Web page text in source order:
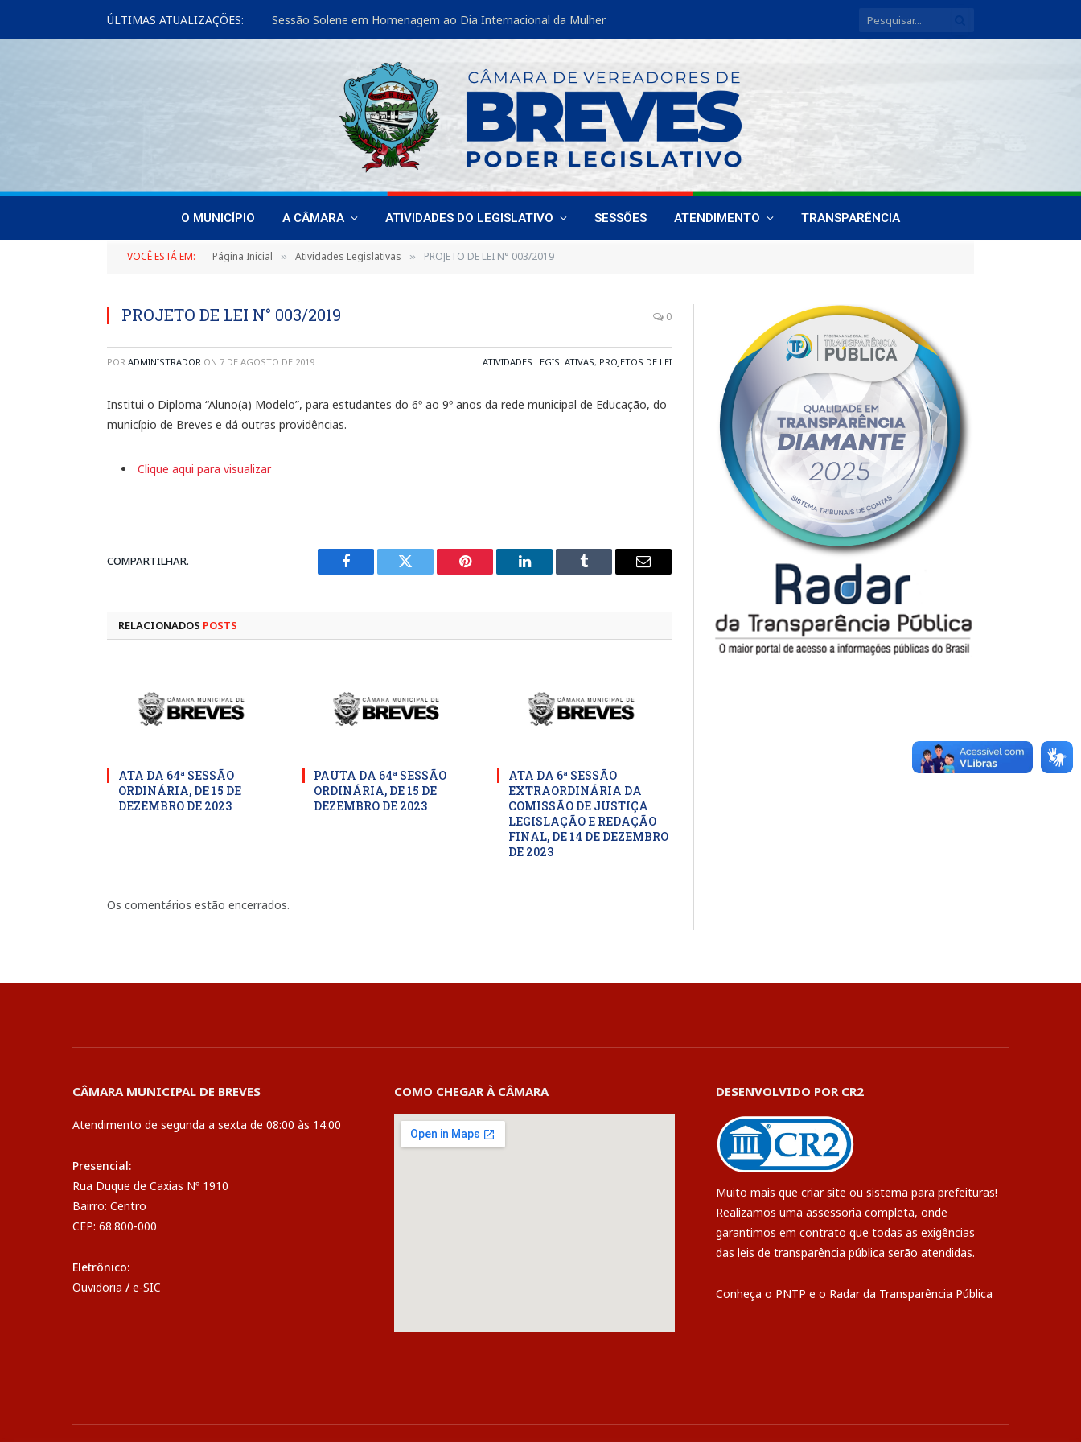
ÚLTIMAS ATUALIZAÇÕES: Sessão Solene em Homenagem ao Dia Internacional da Mulher
O MUNICÍPIO A CÂMARA ATIVIDADES DO LEGISLATIVO SESSÕES ATENDIMENTO TRANSPARÊNCIA
VOCÊ ESTÁ EM: Página Inicial » Atividades Legislativas » PROJETO DE LEI N° 003/2019
PROJETO DE LEI N° 003/2019 0
POR ADMINISTRADOR ON 7 DE AGOSTO DE 2019 ATIVIDADES LEGISLATIVAS, PROJETOS DE LEI
Institui o Diploma “Aluno(a) Modelo”, para estudantes do 6º ao 9º anos da rede municipal de Educação, do
município de Breves e dá outras providências.
Clique aqui para visualizar
COMPARTILHAR.
Facebook Twitter Pinterest LinkedIn Tumblr
E-
RELACIONADOS POSTS
ATA DA 64ª SESSÃO
ORDINÁRIA, DE 15 DE
DEZEMBRO DE 2023
PAUTA DA 64ª SESSÃO
ORDINÁRIA, DE 15 DE
DEZEMBRO DE 2023
ATA DA 6ª SESSÃO
EXTRAORDINÁRIA DA
COMISSÃO DE JUSTIÇA
LEGISLAÇÃO E REDAÇÃO
FINAL, DE 14 DE DEZEMBRO
DE 2023
Os comentários estão encerrados.
CÂMARA MUNICIPAL DE BREVES
Atendimento de segunda a sexta de 08:00 às 14:00
Presencial:
Rua Duque de Caxias Nº 1910
Bairro: Centro
CEP: 68.800-000
Eletrônico:
Ouvidoria / e-SIC
COMO CHEGAR À CÂMARA DESENVOLVIDO POR CR2
Muito mais que criar site ou sistema para prefeituras!
Realizamos uma assessoria completa, onde
garantimos em contrato que todas as exigências
das leis de transparência pública serão atendidas.
Conheça o PNTP e o Radar da Transparência Pública